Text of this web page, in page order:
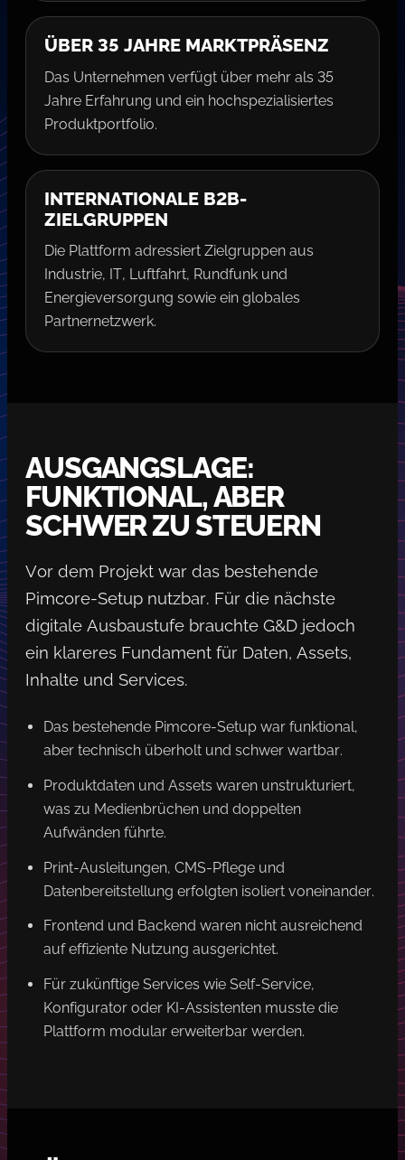
ÜBER 35 JAHRE MARKTPRÄSENZ
Das Unternehmen verfügt über mehr als 35
Jahre Erfahrung und ein hochspezialisiertes
Produktportfolio.
INTERNATIONALE B2B-
ZIELGRUPPEN
Die Plattform adressiert Zielgruppen aus
Industrie, IT, Luftfahrt, Rundfunk und
Energieversorgung sowie ein globales
Partnernetzwerk.
AUSGANGSLAGE:
FUNKTIONAL, ABER
SCHWER ZU STEUERN
Vor dem Projekt war das bestehende
Pimcore-Setup nutzbar. Für die nächste
digitale Ausbaustufe brauchte G&D jedoch
ein klareres Fundament für Daten, Assets,
Inhalte und Services.
Das bestehende Pimcore-Setup war funktional,
aber technisch überholt und schwer wartbar.
Produktdaten und Assets waren unstrukturiert,
was zu Medienbrüchen und doppelten
Aufwänden führte.
Print-Ausleitungen, CMS-Pflege und
Datenbereitstellung erfolgten isoliert voneinander.
Frontend und Backend waren nicht ausreichend
auf effiziente Nutzung ausgerichtet.
Für zukünftige Services wie Self-Service,
Konfigurator oder KI-Assistenten musste die
Plattform modular erweiterbar werden.